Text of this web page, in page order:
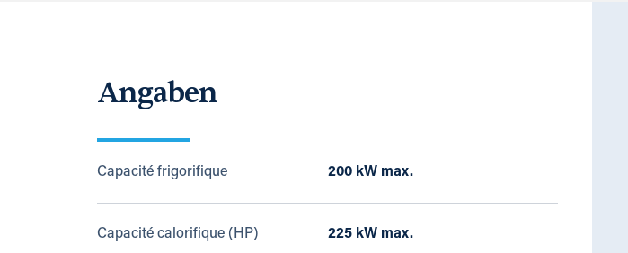
Angaben
Capacité frigorifique 200 kW max.
Capacité calorifique (HP) 225 kW max.